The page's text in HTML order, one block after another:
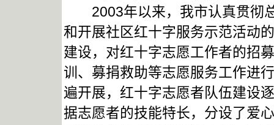
2003年以来，我市认真贯彻总
和开展社区红十字服务示范活动
建设，对红十字志愿工作者的招
训、募捐救助等志愿服务工作进
遍开展，红十字志愿者队伍建设
据志愿者的技能特长，分设了爱